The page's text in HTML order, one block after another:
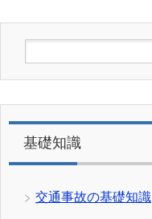
基礎知識
交通事故の基礎知識